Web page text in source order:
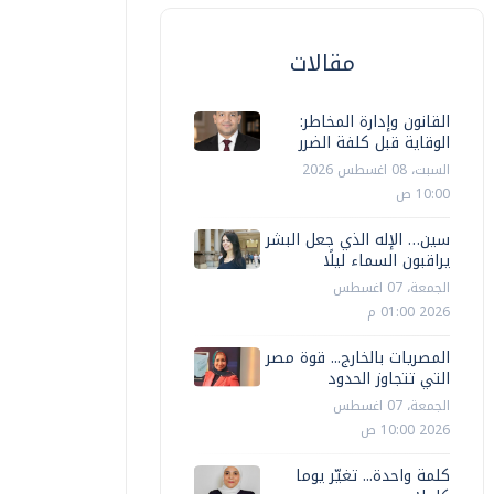
د. باديس فوغالي: الكاتب الجيد يتساءل
دائما لمن يكتب ولماذا؟
مقالات
القانون وإدارة المخاطر:
الوقاية قبل كلفة الضرر
السبت، 08 اغسطس 2026
10:00 ص
سين… الإله الذي جعل البشر
يراقبون السماء ليلًا
الجمعة، 07 اغسطس
2026 01:00 م
المصريات بالخارج... قوة مصر
التي تتجاوز الحدود
الجمعة، 07 اغسطس
2026 10:00 ص
كلمة واحدة... تغيّر يوما